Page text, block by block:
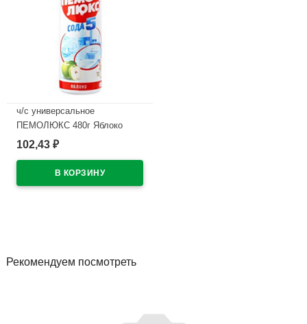
ч/с универсальное
ПЕМОЛЮКС 480г Яблоко
В наличии
102,43 ₽
Рекомендуем посмотреть